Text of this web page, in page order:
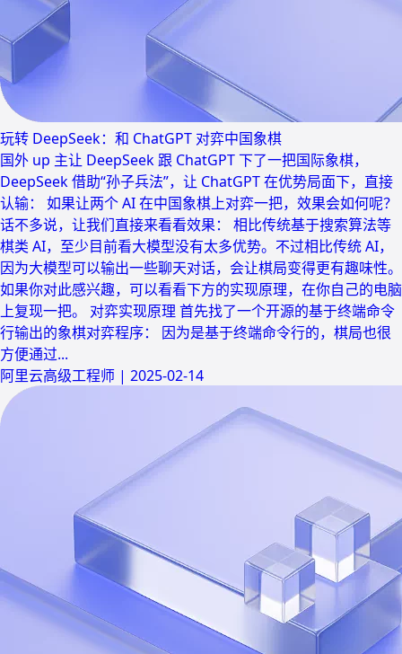
玩转 DeepSeek：和 ChatGPT 对弈中国象棋
国外 up 主让 DeepSeek 跟 ChatGPT 下了一把国际象棋，
DeepSeek 借助“孙子兵法”，让 ChatGPT 在优势局面下，直接
认输： 如果让两个 AI 在中国象棋上对弈一把，效果会如何呢？
话不多说，让我们直接来看看效果： 相比传统基于搜索算法等
棋类 AI，至少目前看大模型没有太多优势。不过相比传统 AI，
因为大模型可以输出一些聊天对话，会让棋局变得更有趣味性。
如果你对此感兴趣，可以看看下方的实现原理，在你自己的电脑
上复现一把。 对弈实现原理 首先找了一个开源的基于终端命令
行输出的象棋对弈程序： 因为是基于终端命令行的，棋局也很
方便通过...
阿里云高级工程师 | 2025-02-14